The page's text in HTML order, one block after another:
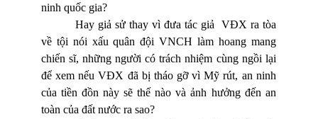
ninh quốc gia?
Hay giả sử thay vì đưa tác giả
VĐX ra tòa
về tội nói xấu quân đội VNCH làm hoang mang
chiến sĩ, những người có trách nhiệm cùng ngồi lại
để xem nếu VĐX đã bị tháo gỡ vì Mỹ rút, an ninh
của tiền đồn này sẽ thế nào và ảnh hưởng đến an
toàn của đất nước ra sao?